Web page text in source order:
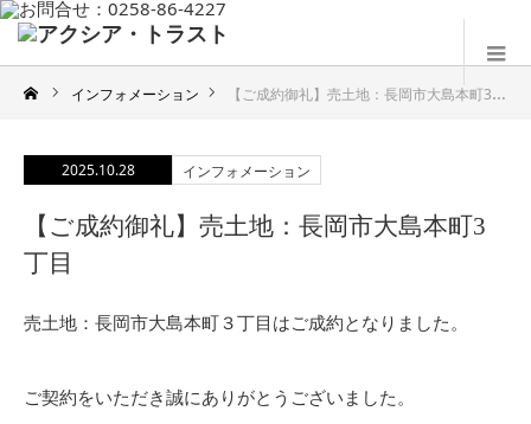
インフォメーション 【ご成約御礼】売土地：長岡市大島本町3丁目
2025.10.28 インフォメーション
【ご成約御礼】売土地：長岡市大島本町3
丁目
売土地：長岡市大島本町３丁目はご成約となりました。
ご契約をいただき誠にありがとうございました。